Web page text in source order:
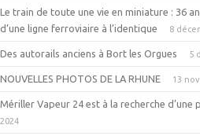
Le train de toute une vie en miniature : 36
d’une ligne ferroviaire à l’identique
8
Des autorails anciens à Bort les Orgues 5
NOUVELLES PHOTOS DE LA RHUNE 13
Mériller Vapeur 24 est à la recherche d’une
2024